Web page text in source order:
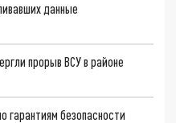
данные
прорыв ВСУ в районе
гарантиям безопасности